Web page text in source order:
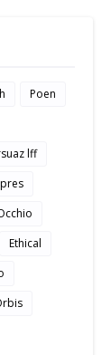
Poen
lff
Ethical